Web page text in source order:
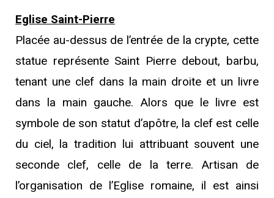
Eglise Saint-Pierre
Placée au-dessus de l’entrée de la crypte, cette
statue représente Saint Pierre debout, barbu,
tenant une clef dans la main droite et un livre
dans la main gauche. Alors que le livre est
symbole de son statut d’apôtre, la clef est celle
du ciel, la tradition lui attribuant souvent une
seconde clef, celle de la terre. Artisan de
l’organisation de l’Eglise romaine, il est ainsi